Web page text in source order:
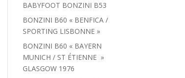
BABYFOOT BONZINI B53
BONZINI B60 « BENFICA /
SPORTING LISBONNE »
BONZINI B60 « BAYERN
MUNICH / ST ÉTIENNE »
GLASGOW 1976